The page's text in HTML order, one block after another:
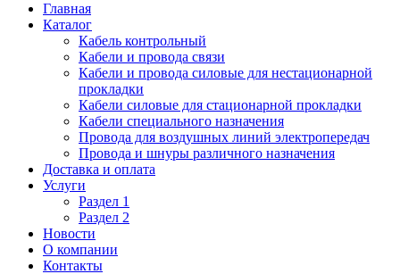
Главная
Каталог
Кабель контрольный
Кабели и провода связи
Кабели и провода силовые для нестационарной
прокладки
Кабели силовые для стационарной прокладки
Кабели специального назначения
Провода для воздушных линий электропередач
Провода и шнуры различного назначения
Доставка и оплата
Услуги
Раздел 1
Раздел 2
Новости
О компании
Контакты